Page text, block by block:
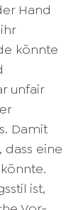
Hand
könnte
unfair
Damit
eine
ist,